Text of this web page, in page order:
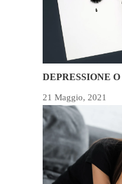
DEPRESSIONE
21 Maggio, 2021